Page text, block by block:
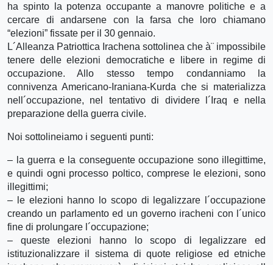
ha spinto la potenza occupante a manovre politiche e a
cercare di andarsene con la farsa che loro chiamano
“elezioni” fissate per il 30 gennaio.
L´Alleanza Patriottica Irachena sottolinea che à¨ impossibile
tenere delle elezioni democratiche e libere in regime di
occupazione. Allo stesso tempo condanniamo la
connivenza Americano-Iraniana-Kurda che si materializza
nell´occupazione, nel tentativo di dividere l´Iraq e nella
preparazione della guerra civile.
Noi sottolineiamo i seguenti punti:
– la guerra e la conseguente occupazione sono illegittime,
e quindi ogni processo poltico, comprese le elezioni, sono
illegittimi;
– le elezioni hanno lo scopo di legalizzare l´occupazione
creando un parlamento ed un governo iracheni con l´unico
fine di prolungare l´occupazione;
– queste elezioni hanno lo scopo di legalizzare ed
istituzionalizzare il sistema di quote religiose ed etniche